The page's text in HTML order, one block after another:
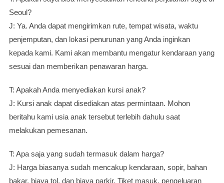
Seoul?
J: Ya. Anda dapat mengirimkan rute, tempat wisata, waktu
penjemputan, dan lokasi penurunan yang Anda inginkan
kepada kami. Kami akan membantu mengatur kendaraan yang
sesuai dan memberikan penawaran harga.
T: Apakah Anda menyediakan kursi anak?
J: Kursi anak dapat disediakan atas permintaan. Mohon
beritahu kami usia anak tersebut terlebih dahulu saat
melakukan pemesanan.
T: Apa saja yang sudah termasuk dalam harga?
J: Harga biasanya sudah mencakup kendaraan, sopir, bahan
bakar, biaya tol, dan biaya parkir. Tiket masuk, pengeluaran